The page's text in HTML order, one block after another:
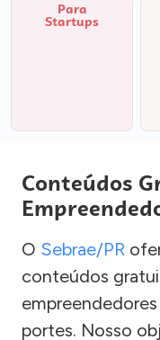
Para
Startups
Conteúdos
O Sebrae/PR
conteúdos
portes. Nosso